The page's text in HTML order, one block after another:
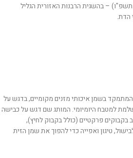
– בהשגית הרבנות האזורית הגליל
הדת.
בשמן איכותי מזנים מקומיים, בדגש על
למטבח היומיומי. המותג שם דגש על כבישה
בקבוקים פרקטיים (כולל בקבוק לחיץ),
טיגון ואפייה כדי להפוך את שמן הזית